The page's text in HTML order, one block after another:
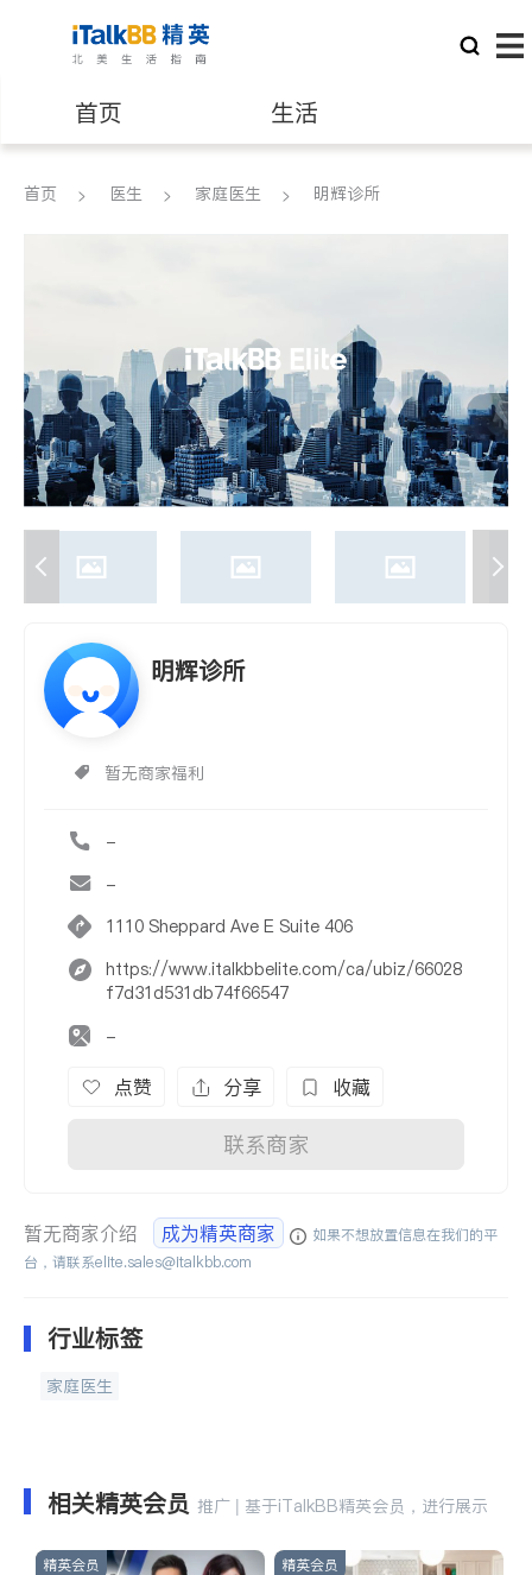
首页 生活
医生 律师
会计师
建筑装修
首页 医生 家庭医生 明辉诊所
明辉诊所
暂无商家福利
-
-
1110 Sheppard Ave E Suite 406
https://www.italkbbelite.com/ca/ubiz/66028
f7d31d531db74f66547
-
点赞 分享 收藏
联系商家
暂无商家介绍 成为精英商家
如果不想放置信息在我们的平
台，请联系elite.sales@italkbb.com
行业标签
家庭医生
相关精英会员 推广 | 基于iTalkBB精英会员，进行展示
精英会员 精英会员